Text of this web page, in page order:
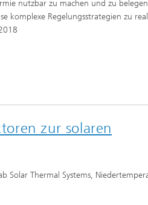
nutzbar zu machen und zu
Regelungsstrategien zu
zur solaren
Solar Thermal Systems,